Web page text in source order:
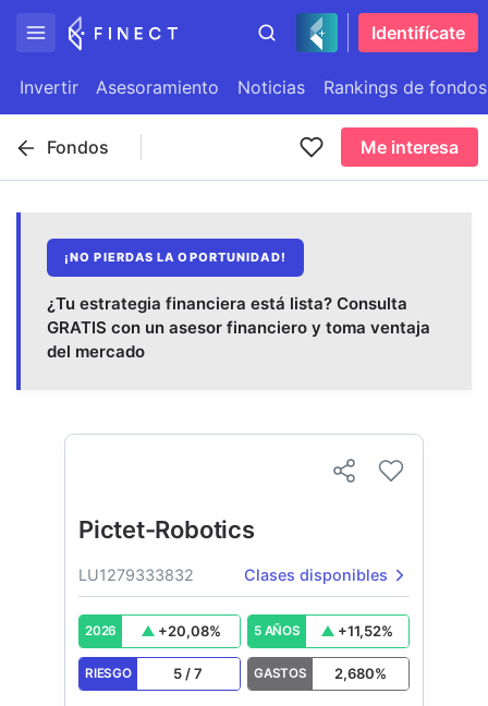
Identifícate
Invertir Asesoramiento Noticias Rankings de fondos
Fondos Me interesa
¡NO PIERDAS LA OPORTUNIDAD!
¿Tu estrategia financiera está lista? Consulta
GRATIS con un asesor financiero y toma ventaja
del mercado
Pictet-Robotics
LU1279333832 Clases disponibles
2026 +20,08% 5 AÑOS +11,52%
RIESGO 5 /7 GASTOS 2,680%